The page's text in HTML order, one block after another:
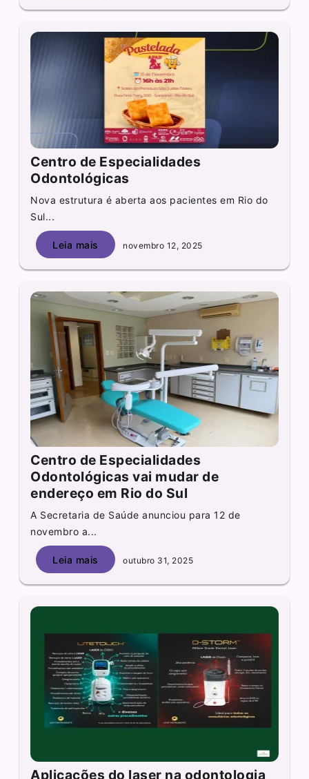
Centro de Especialidades
Odontológicas
Nova estrutura é aberta aos pacientes em Rio do
Sul...
Leia mais novembro 12, 2025
Centro de Especialidades
Odontológicas vai mudar de
endereço em Rio do Sul
A Secretaria de Saúde anunciou para 12 de
novembro a...
Leia mais outubro 31, 2025
Aplicações do laser na odontologia